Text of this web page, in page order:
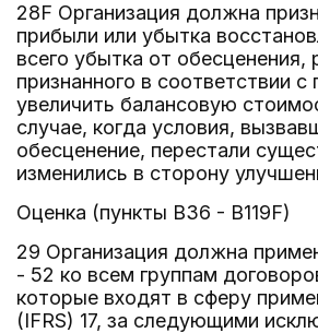
28F Организация должна
прибыли или убытка
всего убытка от обесценения,
признанного в соответствии с
увеличить балансовую
случае, когда условия,
обесценение, перестали
изменились в сторону
Оценка (пункты B36 - B119F)
29 Организация должна
- 52 ко всем группам
которые входят в сферу
(IFRS) 17, за следующими